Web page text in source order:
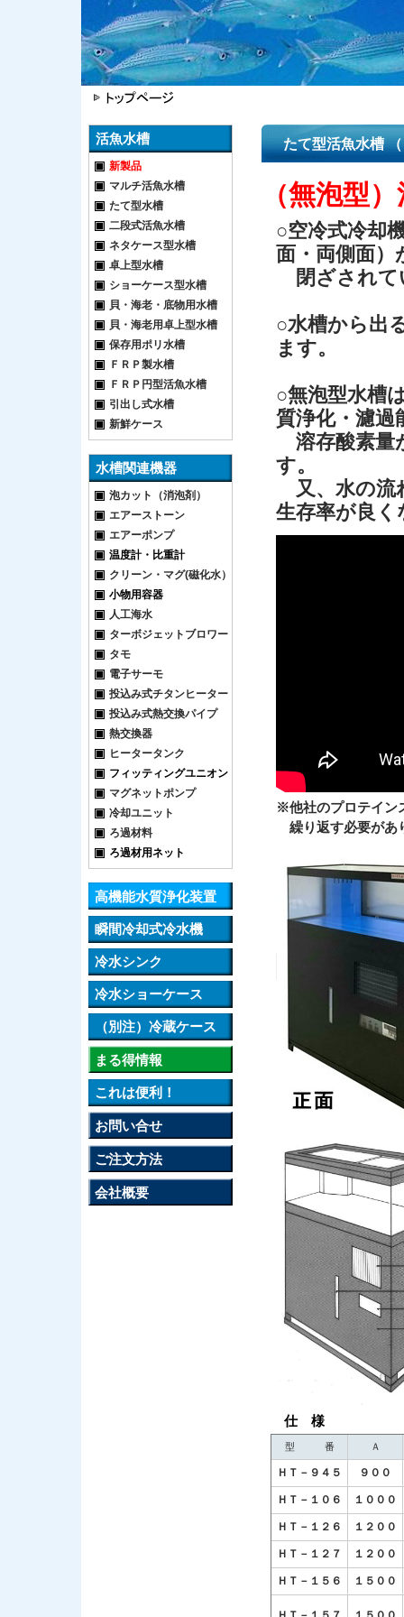
活魚水槽
新製品
マルチ活魚水槽
たて型水槽
二段式活魚水槽
ネタケース型水槽
卓上型水槽
ショーケース型水槽
貝・海老・底物用水槽
貝・海老用卓上型水槽
保存用ポリ水槽
ＦＲＰ製水槽
ＦＲＰ円型活魚水槽
引出し式水槽
新鮮ケース
水槽関連機器
泡カット（消泡剤）
エアーストーン
エアーポンプ
温度計・比重計
クリーン・マグ(磁化水）
小物用容器
人工海水
ターボジェットブロワー
タモ
電子サーモ
投込み式チタンヒーター
投込み式熱交換パイプ
熱交換器
ヒータータンク
フィッティングユニオン
マグネットポンプ
冷却ユニット
ろ過材料
ろ過材用ネット
高機能水質浄化装置
瞬間冷却式冷水機
冷水シンク
冷水ショーケース
（別注）冷蔵ケース
まる得情報
これは便利！
お問い合せ
ご注文方法
会社概要
たて型活魚水槽
（無泡型
○空冷式冷却
面・両側面）
閉ざされて
○水槽から出
ます。
○無泡型水槽
質浄化・濾過
溶存酸素量
す。
又、水の流
生存率が良
※他社のプロテイン
繰り返す必要があ
仕 様
型 番 Ａ
ＨＴ－９４５ ９００
ＨＴ－１０６ １０００
ＨＴ－１２６ １２００
ＨＴ－１２７ １２００
ＨＴ－１５６ １５００